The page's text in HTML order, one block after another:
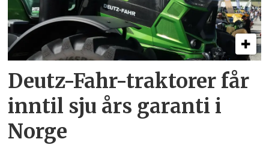
Deutz-Fahr-traktorer får
inntil sju års garanti i
Norge